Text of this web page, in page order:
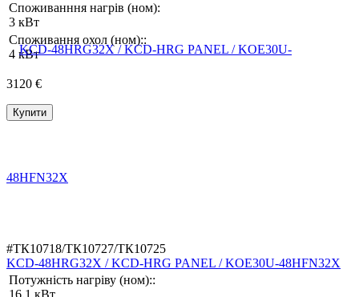
Споживанння нагрів (ном):
3 кВт
Споживання охол (ном)::
4 кВт
3120 €
Купити
#ТК10718/ТК10727/ТК10725
KCD-48HRG32X / KCD-HRG PANEL / KOE30U-48HFN32X
Потужність нагріву (ном)::
16,1 кВт